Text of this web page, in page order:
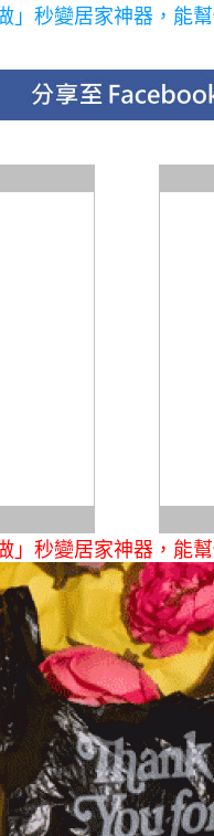
秒變居家神器，能幫
」秒變居家神器，能